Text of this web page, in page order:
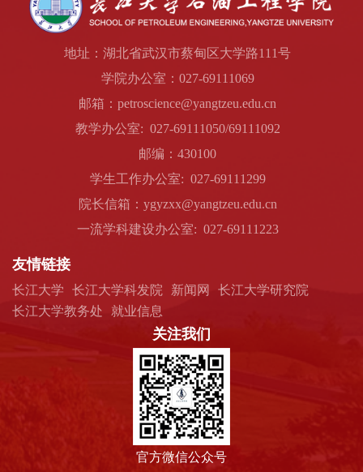
地址：湖北省武汉市蔡甸区大学路111号
学院办公室：027-69111069
邮箱：petroscience@yangtzeu.edu.cn
教学办公室: 027-69111050/69111092
邮编：430100
学生工作办公室: 027-69111299
院长信箱：ygyzxx@yangtzeu.edu.cn
一流学科建设办公室: 027-69111223
友情链接
长江大学 长江大学科发院 新闻网
长江大学研究院
长江大学教务处
就业信息
关注我们
官方微信公众号